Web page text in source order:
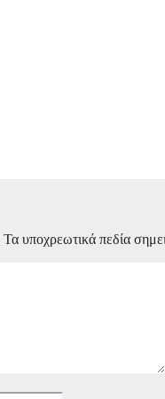
Τα υποχρεωτικά πεδία